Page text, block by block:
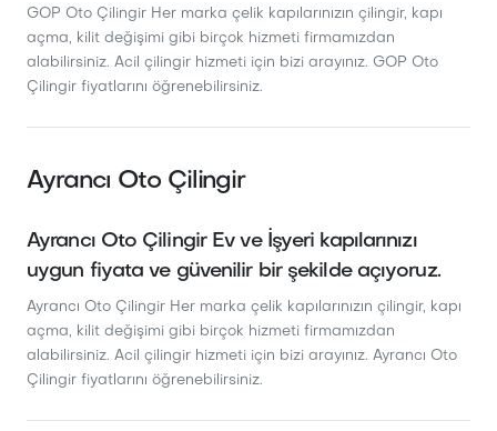
GOP Oto Çilingir Her marka çelik kapılarınızın çilingir, kapı
açma, kilit değişimi gibi birçok hizmeti firmamızdan
alabilirsiniz. Acil çilingir hizmeti için bizi arayınız. GOP Oto
Çilingir fiyatlarını öğrenebilirsiniz.
Ayrancı Oto Çilingir
Ayrancı Oto Çilingir Ev ve İşyeri kapılarınızı
uygun fiyata ve güvenilir bir şekilde açıyoruz.
Ayrancı Oto Çilingir Her marka çelik kapılarınızın çilingir, kapı
açma, kilit değişimi gibi birçok hizmeti firmamızdan
alabilirsiniz. Acil çilingir hizmeti için bizi arayınız. Ayrancı Oto
Çilingir fiyatlarını öğrenebilirsiniz.